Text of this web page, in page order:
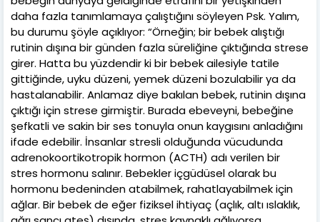
daha fazla tanımlamaya çalıştığını söyleyen Psk. Yalım,
bu durumu şöyle açıklıyor: “Örneğin; bir bebek alıştığı
rutinin dışına bir günden fazla süreliğine çıktığında strese
girer. Hatta bu yüzdendir ki bir bebek ailesiyle tatile
gittiğinde, uyku düzeni, yemek düzeni bozulabilir ya da
hastalanabilir. Anlamaz diye bakılan bebek, rutinin dışına
çıktığı için strese girmiştir. Burada ebeveyni, bebeğine
şefkatli ve sakin bir ses tonuyla onun kaygısını anladığını
ifade edebilir. İnsanlar stresli olduğunda vücudunda
adrenokoortikotropik hormon (ACTH) adı verilen bir
stres hormonu salınır. Bebekler içgüdüsel olarak bu
hormonu bedeninden atabilmek, rahatlayabilmek için
ağlar. Bir bebek de eğer fiziksel ihtiyaç (açlık, altı ıslaklık,